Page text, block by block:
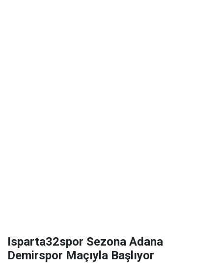
Isparta32spor Sezona Adana
Demirspor Maçıyla Başlıyor